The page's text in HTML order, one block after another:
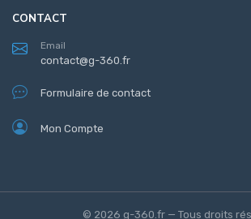
CONTACT
Email
contact@g-360.fr
Formulaire de contact
Mon Compte
© 2026 g-360.fr — Tous droits